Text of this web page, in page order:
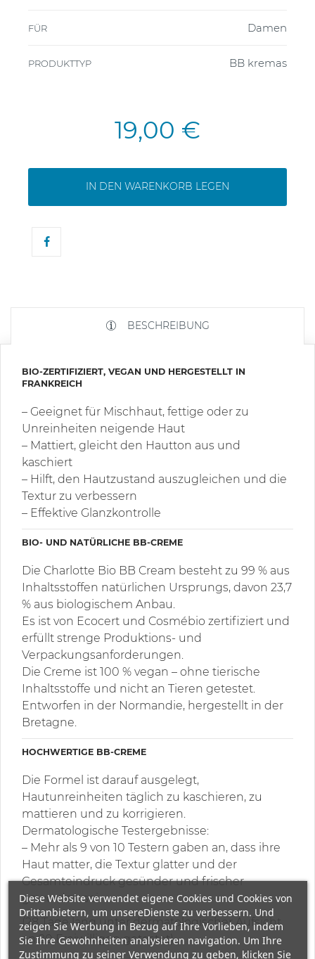
FÜR Damen
PRODUKTTYP BB kremas
19,00 €
IN DEN WARENKORB LEGEN
BESCHREIBUNG
BIO-ZERTIFIZIERT, VEGAN UND HERGESTELLT IN
FRANKREICH
– Geeignet für Mischhaut, fettige oder zu
Unreinheiten neigende Haut
– Mattiert, gleicht den Hautton aus und
kaschiert
– Hilft, den Hautzustand auszugleichen und die
Textur zu verbessern
– Effektive Glanzkontrolle
BIO- UND NATÜRLICHE BB-CREME
Die Charlotte Bio BB Cream besteht zu 99 % aus
Inhaltsstoffen natürlichen Ursprungs, davon 23,7
% aus biologischem Anbau.
Es ist von Ecocert und Cosmébio zertifiziert und
erfüllt strenge Produktions- und
Verpackungsanforderungen.
Die Creme ist 100 % vegan – ohne tierische
Inhaltsstoffe und nicht an Tieren getestet.
Entworfen in der Normandie, hergestellt in der
Bretagne.
HOCHWERTIGE BB-CREME
Die Formel ist darauf ausgelegt,
Hautunreinheiten täglich zu kaschieren, zu
mattieren und zu korrigieren.
Dermatologische Testergebnisse:
– Mehr als 9 von 10 Testern gaben an, dass ihre
Haut matter, die Textur glatter und der
Gesamteindruck gesünder und frischer
geworden sei.
(28 Tage lang unter dermatologischer Aufsicht
an 20 Freiwilligen getestet)
Diese Website verwendet eigene Cookies und Cookies von
Drittanbietern, um unsereDienste zu verbessern. Und
zeigen Sie Werbung in Bezug auf Ihre Vorlieben, indem
Sie Ihre Gewohnheiten analysieren navigation. Um Ihre
Zustimmung zu seiner Verwendung zu geben, klicken Sie